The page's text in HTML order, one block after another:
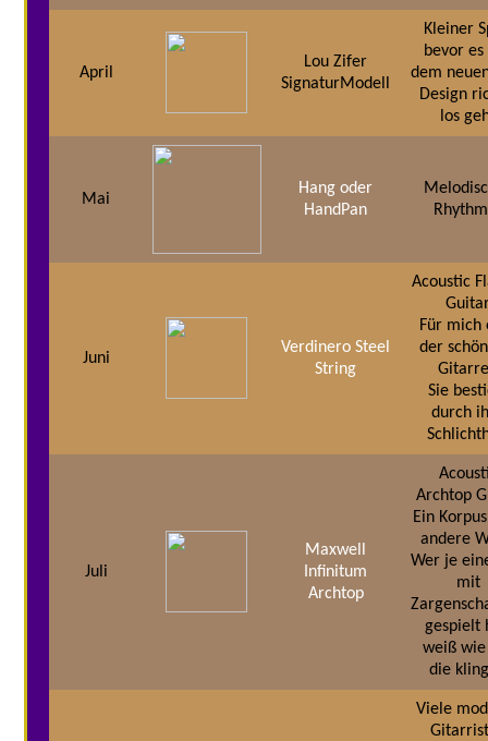
April
Lou Zifer
SignaturModell
Kleiner
bevor
dem
Design
los
Mai
Hang oder
HandPan
Juni
Verdinero Steel
String
Acoustic
Für mich
der
Sie
durch
Juli
Maxwell
Infinitum
Archtop
Archtop
Ein
andere
Wer je
mit
gespielt
weiß
die
Viele